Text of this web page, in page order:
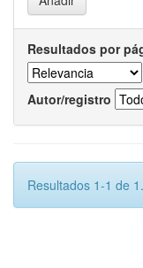
Resultados por
Autor/registro
Resultados 1-1 de 1.